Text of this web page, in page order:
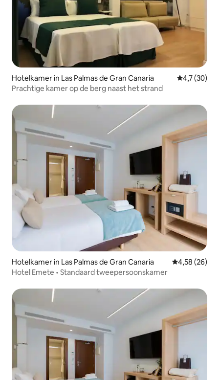
Hotelkamer in Las Palmas de Gran Canaria
4,7 (30)
Prachtige kamer op de berg naast het strand
Hotelkamer in Las Palmas de Gran Canaria Gemiddelde
4,58 (26)
Hotel Emete • Standaard tweepersoonskamer